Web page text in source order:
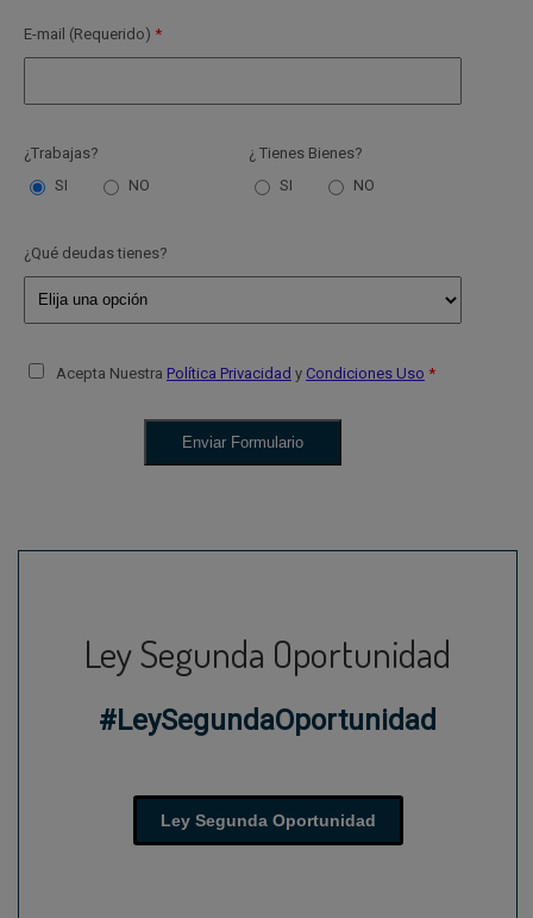
E-mail (Requerido)
¿Trabajas?
SI
NO
¿ Tienes Bienes?
SI
NO
¿Qué deudas tienes?
Acepta Nuestra Política Privacidad y Condiciones Uso
Ley Segunda Oportunidad
#LeySegundaOportunidad
Ley Segunda Oportunidad